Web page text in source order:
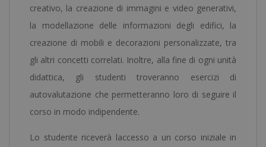
quantità
creativo, la creazione di immagini e video generativi,
la modellazione delle informazioni degli edifici, la
creazione di mobili e decorazioni personalizzate, tra
gli altri concetti correlati. Inoltre, alla fine di ogni unità
didattica, gli studenti troveranno esercizi di
autovalutazione che permetteranno loro di seguire il
corso in modo indipendente.
Lo studente riceverà laccesso a un corso iniziale in